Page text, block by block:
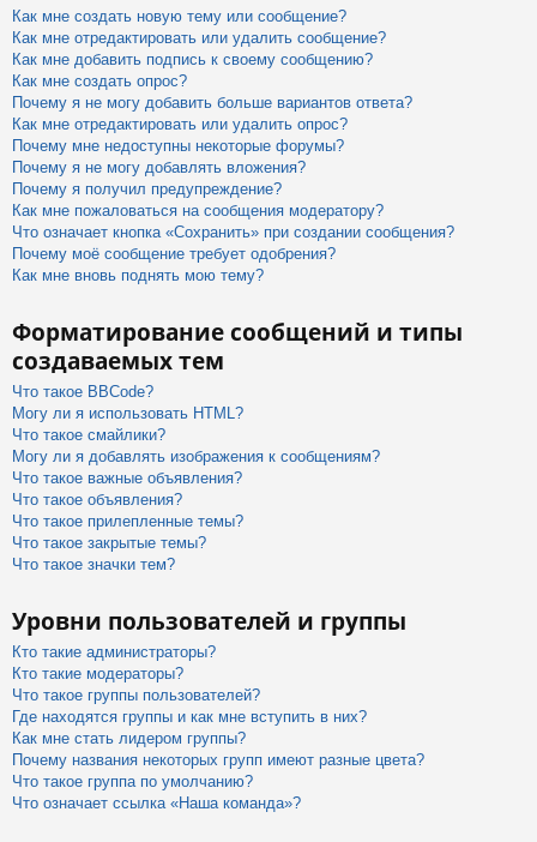
Как мне создать новую тему или сообщение?
Как мне отредактировать или удалить сообщение?
Как мне добавить подпись к своему сообщению?
Как мне создать опрос?
Почему я не могу добавить больше вариантов ответа?
Как мне отредактировать или удалить опрос?
Почему мне недоступны некоторые форумы?
Почему я не могу добавлять вложения?
Почему я получил предупреждение?
Как мне пожаловаться на сообщения модератору?
Что означает кнопка «Сохранить» при создании сообщения?
Почему моё сообщение требует одобрения?
Как мне вновь поднять мою тему?
Форматирование сообщений и типы
создаваемых тем
Что такое BBCode?
Могу ли я использовать HTML?
Что такое смайлики?
Могу ли я добавлять изображения к сообщениям?
Что такое важные объявления?
Что такое объявления?
Что такое прилепленные темы?
Что такое закрытые темы?
Что такое значки тем?
Уровни пользователей и группы
Кто такие администраторы?
Кто такие модераторы?
Что такое группы пользователей?
Где находятся группы и как мне вступить в них?
Как мне стать лидером группы?
Почему названия некоторых групп имеют разные цвета?
Что такое группа по умолчанию?
Что означает ссылка «Наша команда»?